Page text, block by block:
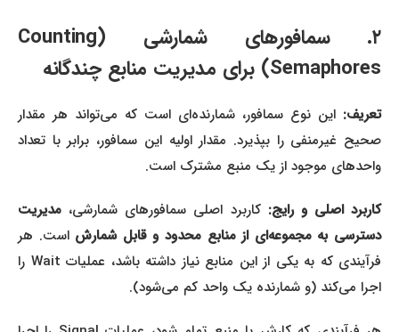
۲. سمافورهای شمارشی (Counting
Semaphores) برای مدیریت منابع چندگانه
تعریف:این نوع سمافور، شمارنده‌ای است که می‌تواند هر مقدار
صحیح غیرمنفی را بپذیرد. مقدار اولیه این سمافور، برابر با تعداد
واحدهای موجود از یک منبع مشترک است.
کاربرد اصلی و رایج:کاربرد اصلی سمافورهای شمارشی،مدیریت
دسترسی به مجموعه‌ای از منابع محدود و قابل شمارشاست. هر
فرآیندی که به یکی از این منابع نیاز داشته باشد، عملیات Wait را
اجرا می‌کند (و شمارنده یک واحد کم می‌شود).